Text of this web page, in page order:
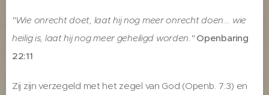
"Wie onrecht doet, laat hij nog meer onrecht doen... wie
heilig is, laat hij nog meer geheiligd worden." Openbaring
22:11
Zij zijn verzegeld met het zegel van God (Openb. 7:3) en